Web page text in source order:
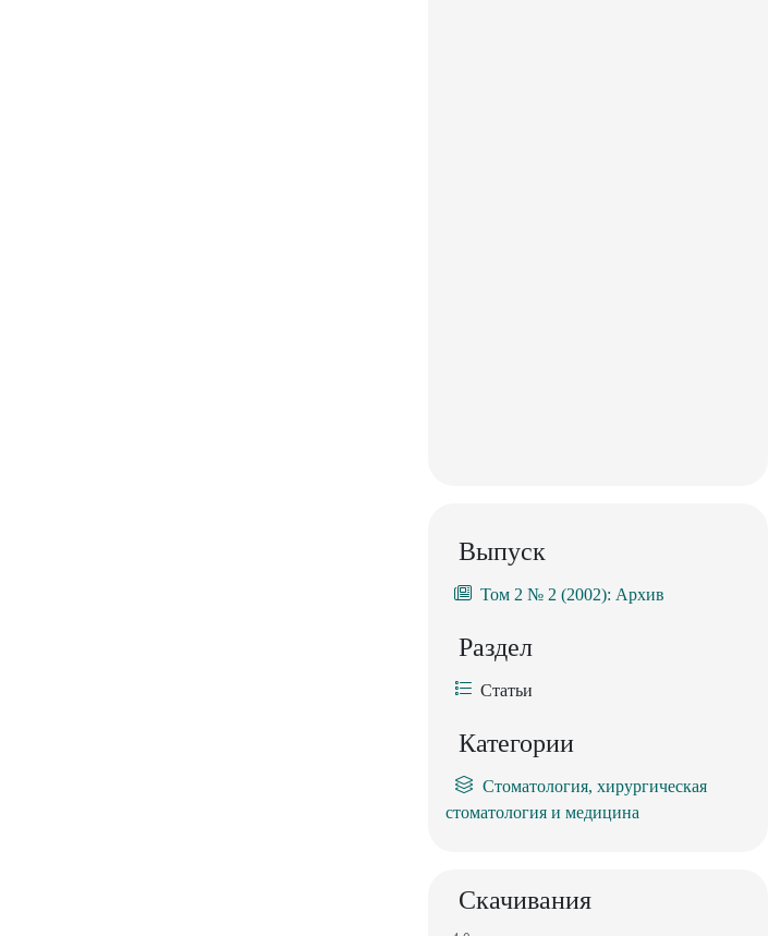
Выпуск
Том 2 № 2 (2002): Архив
Раздел
Статьи
Категории
Стоматология, хирургическая
стоматология и медицина
Скачивания